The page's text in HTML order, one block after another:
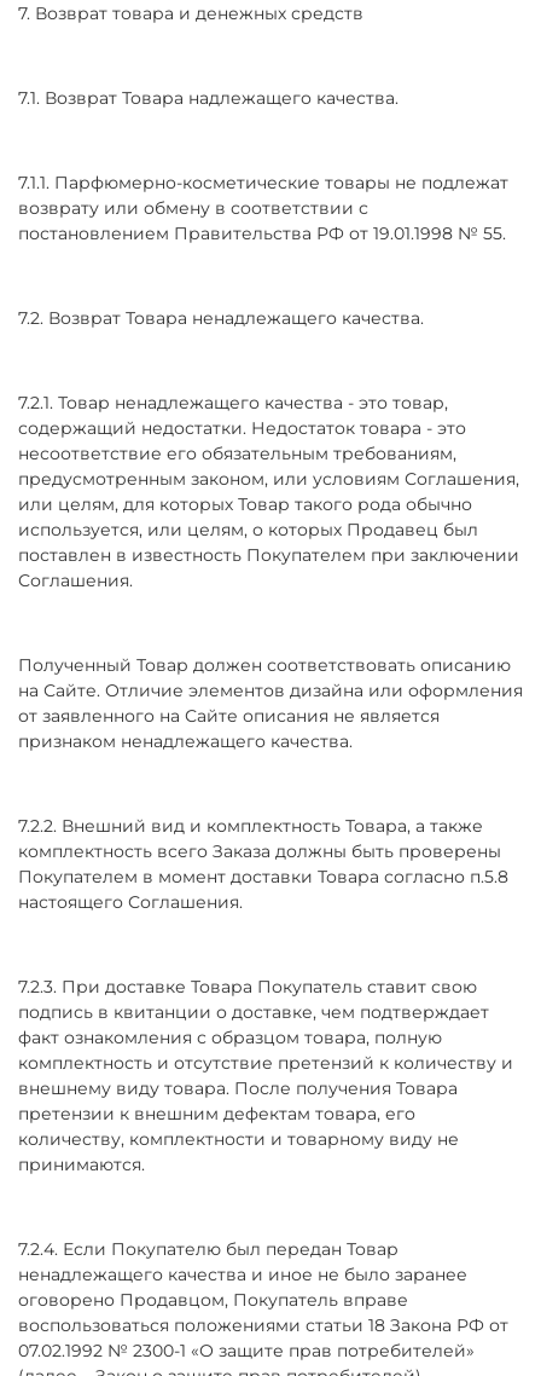
7. Возврат товара и денежных средств
7.1. Возврат Товара надлежащего качества.
7.1.1. Парфюмерно-косметические товары не подлежат
возврату или обмену в соответствии с
постановлением Правительства РФ от 19.01.1998 № 55.
7.2. Возврат Товара ненадлежащего качества.
7.2.1. Товар ненадлежащего качества - это товар,
содержащий недостатки. Недостаток товара - это
несоответствие его обязательным требованиям,
предусмотренным законом, или условиям Соглашения,
или целям, для которых Товар такого рода обычно
используется, или целям, о которых Продавец был
поставлен в известность Покупателем при заключении
Соглашения.
Полученный Товар должен соответствовать описанию
на Сайте. Отличие элементов дизайна или оформления
от заявленного на Сайте описания не является
признаком ненадлежащего качества.
7.2.2. Внешний вид и комплектность Товара, а также
комплектность всего Заказа должны быть проверены
Покупателем в момент доставки Товара согласно п.5.8
настоящего Соглашения.
7.2.3. При доставке Товара Покупатель ставит свою
подпись в квитанции о доставке, чем подтверждает
факт ознакомления с образцом товара, полную
комплектность и отсутствие претензий к количеству и
внешнему виду товара. После получения Товара
претензии к внешним дефектам товара, его
количеству, комплектности и товарному виду не
принимаются.
7.2.4. Если Покупателю был передан Товар
ненадлежащего качества и иное не было заранее
оговорено Продавцом, Покупатель вправе
воспользоваться положениями статьи 18 Закона РФ от
07.02.1992 № 2300-1 «О защите прав потребителей»